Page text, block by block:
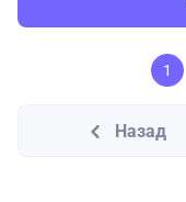
1
Назад